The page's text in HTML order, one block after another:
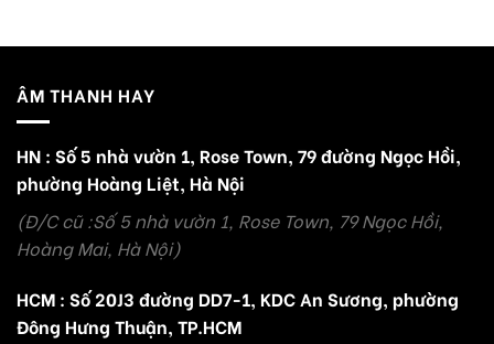
ÂM THANH HAY
HN : Số 5 nhà vườn 1, Rose Town, 79 đường Ngọc Hồi,
phường Hoàng Liệt, Hà Nội
(Đ/C cũ :Số 5 nhà vườn 1, Rose Town, 79 Ngọc Hồi,
Hoàng Mai, Hà Nội)
HCM : Số 20J3 đường DD7-1, KDC An Sương, phường
Đông Hưng Thuận, TP.HCM